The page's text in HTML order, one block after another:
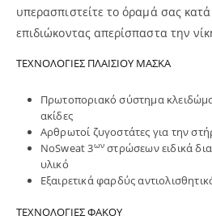
υπερασπιστείτε το όραμά σας
επιδιώκοντας απερίσπαστα την
ΤΕΧΝΟΛΟΓΙΕΣ ΠΛΑΙΣΙΟΥ ΜΑΣΚΑ
Πρωτοποριακό σύστημα
ακίδες
Αρθρωτοί ζυγοστάτες για την
NoSweat 3ωνστρώσεων ειδικά
υλικό
Εξαιρετικά φαρδύς
ΤΕΧΝΟΛΟΓΙΕΣ ΦΑΚΟΥ